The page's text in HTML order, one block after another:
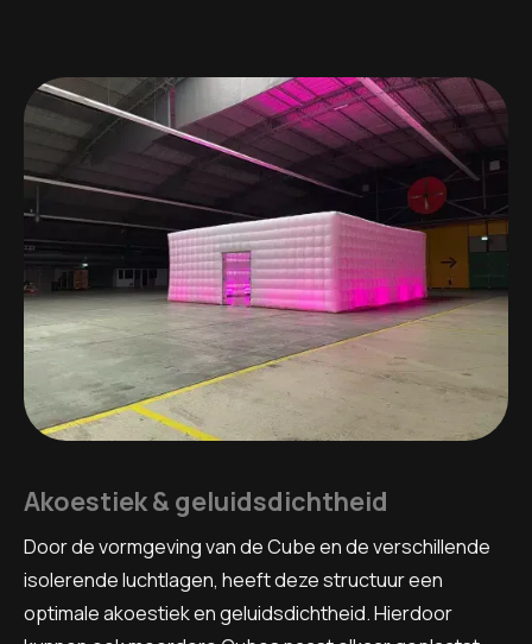
Akoestiek & geluidsdichtheid
Door de vormgeving van de Cube en de verschillende
isolerende luchtlagen, heeft deze structuur een
optimale akoestiek en geluidsdichtheid. Hierdoor